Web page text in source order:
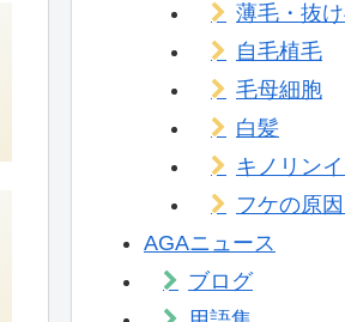
薄毛・抜
自毛植毛
毛母細胞
白髪
キノリン
フケの原
AGAニュース
ブログ